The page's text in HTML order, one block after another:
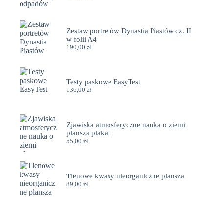
Zestaw portretów Dynastia Piastów cz. II
w folii A4
190,00zł
Testy paskowe EasyTest
136,00zł
Zjawiska atmosferyczne nauka o ziemi
plansza plakat
55,00zł
Tlenowe kwasy nieorganiczne plansza
89,00zł